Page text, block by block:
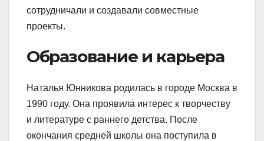
сотрудничали и создавали совместные
проекты.
Образование и карьера
Наталья Юнникова родилась в городе Москва в
1990 году. Она проявила интерес к творчеству
и литературе с раннего детства. После
окончания средней школы она поступила в